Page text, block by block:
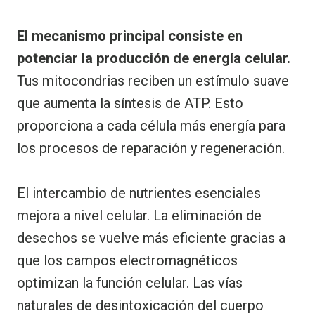
El mecanismo principal consiste en
potenciar la producción de energía celular.
Tus mitocondrias reciben un estímulo suave
que aumenta la síntesis de ATP. Esto
proporciona a cada célula más energía para
los procesos de reparación y regeneración.
El intercambio de nutrientes esenciales
mejora a nivel celular. La eliminación de
desechos se vuelve más eficiente gracias a
que los campos electromagnéticos
optimizan la función celular. Las vías
naturales de desintoxicación del cuerpo